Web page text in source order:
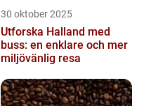
30 oktober 2025
Utforska Halland med
buss: en enklare och mer
miljövänlig resa